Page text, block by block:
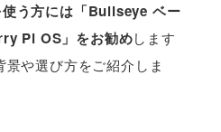
う方には「Bullseye ベー
Pi OS」をお勧めします
や選び方をご紹介しま